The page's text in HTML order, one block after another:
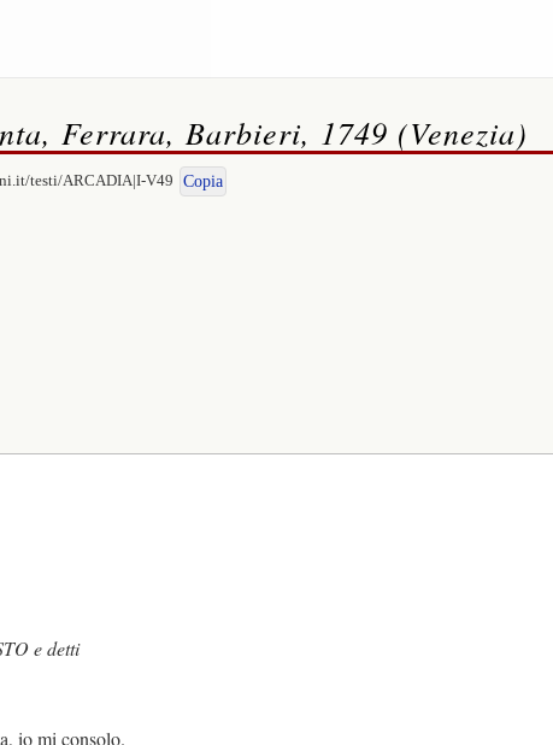
Ferrara, Barbieri, 1749 (Venezia)
testi/ARCADIA|I-V49 Copia
e detti
io mi consolo.